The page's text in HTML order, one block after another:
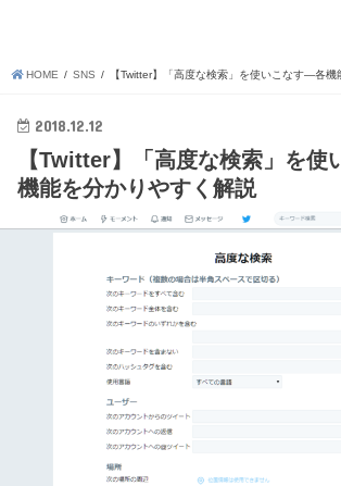
HOME SNS 【Twitter】「高度な検索」を使いこなす―各機
2018.12.12
【Twitter】「高度な検索」を
機能を分かりやすく解説